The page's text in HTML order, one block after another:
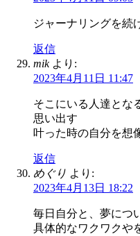
ジャーナリングを続
返信
mik より:
2023年4月11日 11:47
そこにいる人達とな
思い出す
叶った時の自分を想
返信
めぐり より:
2023年4月13日 18:22
毎日自分と、夢につ
具体的なワクワクや